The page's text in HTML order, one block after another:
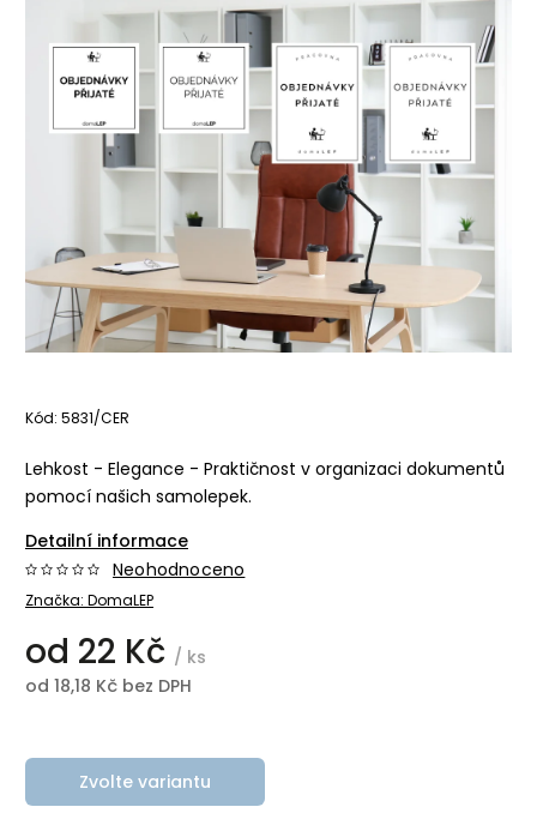
Kód: 5831/CER
Lehkost - Elegance - Praktičnost v organizaci dokumentů
pomocí našich samolepek.
Detailní informace
Značka: DomaLEP
Neohodnoceno
od 22 Kč / ks
od 18,18 Kč bez DPH
Zvolte variantu